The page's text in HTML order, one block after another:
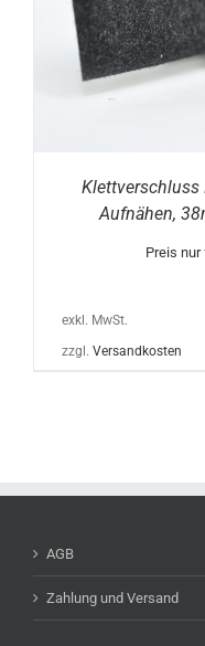
Klettverschluss
Aufnähen,
Preis
exkl. MwSt.
zzgl. Versandkosten
AGB
Zahlung und Versand